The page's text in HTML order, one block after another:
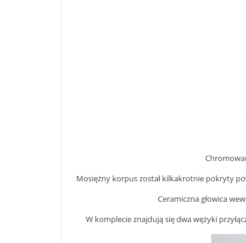
Mosiężny korpus został kilkakrotnie pokryty
Ceramiczna głowica
W komplecie znajdują się dwa wężyki